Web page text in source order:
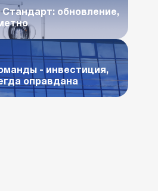
Стандарт: обновление,
- инвестиция,
оправдана